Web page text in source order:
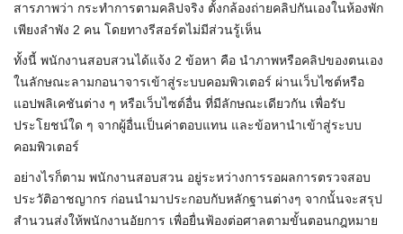
สารภาพว่า กระทำการตามคลิปจริง ตั้งกล้องถ่ายคลิปกันเองในห้องพัก
เพียงลำพัง 2 คน โดยทางรีสอร์ตไม่มีส่วนรู้เห็น
ทั้งนี้ พนักงานสอบสวนได้แจ้ง 2 ข้อหา คือ นำภาพหรือคลิปของตนเอง
ในลักษณะลามกอนาจารเข้าสู่ระบบคอมพิวเตอร์ ผ่านเว็บไซต์หรือ
แอปพลิเคชันต่าง ๆ หรือเว็บไซต์อื่น ที่มีลักษณะเดียวกัน เพื่อรับ
ประโยชน์ใด ๆ จากผู้อื่นเป็นค่าตอบแทน และข้อหานำเข้าสู่ระบบ
คอมพิวเตอร์
อย่างไรก็ตาม พนักงานสอบสวน อยู่ระหว่างการรอผลการตรวจสอบ
ประวัติอาชญากร ก่อนนำมาประกอบกับหลักฐานต่างๆ จากนั้นจะสรุป
สำนวนส่งให้พนักงานอัยการ เพื่อยื่นฟ้องต่อศาลตามขั้นตอนกฎหมาย